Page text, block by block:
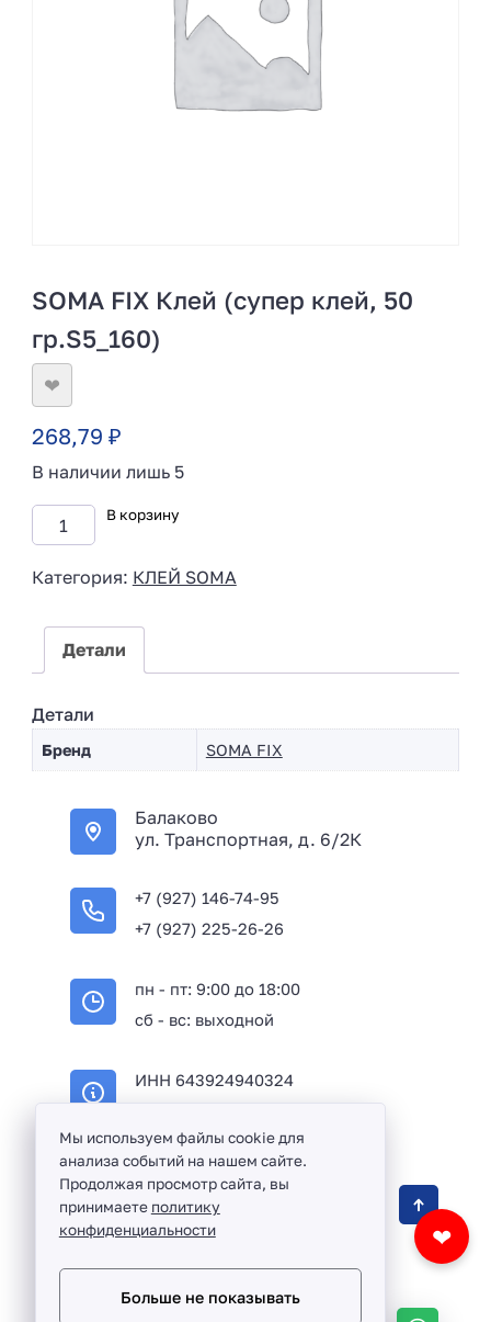
SOMA FIX Клей (супер клей, 50
гр.S5_160)
❤
268,79 ₽
В наличии лишь 5
В корзину
Категория: КЛЕЙ SOMA
Детали
Детали
Бренд SOMA FIX
Балаково
ул. Транспортная, д. 6/2К
+7 (927) 146-74-95
+7 (927) 225-26-26
пн - пт: 9:00 до 18:00
сб - вс: выходной
ИНН 643924940324
❤
Оптовая продажа сантехники и комплектующих
в Балаково и Саратовской области ©
Разработка сайта и дизайн:revtail.ru
Мы используем файлы cookie для
анализа событий на нашем сайте.
Продолжая просмотр сайта, вы
принимаете политику
конфиденциальности
Больше не показывать